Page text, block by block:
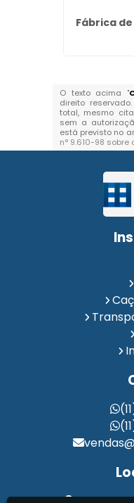
Fábrica
O texto acima "
direito
total, mesmo
sem a
está previsto no
n° 9.610-98